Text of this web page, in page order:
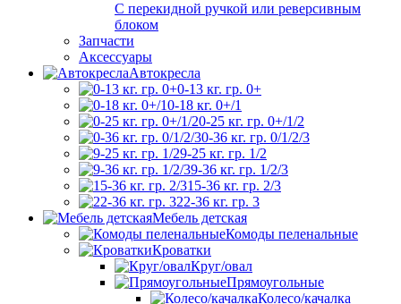
С перекидной ручкой или реверсивным
блоком
Запчасти
Аксессуары
Автокресла
0-13 кг. гр. 0+
0-18 кг. 0+/1
0-25 кг. гр. 0+/1/2
0-36 кг. гр. 0/1/2/3
9-25 кг. гр. 1/2
9-36 кг. гр. 1/2/3
15-36 кг. гр. 2/3
22-36 кг. гр. 3
Мебель детская
Комоды пеленальные
Кроватки
Круг/овал
Прямоугольные
Колесо/качалка